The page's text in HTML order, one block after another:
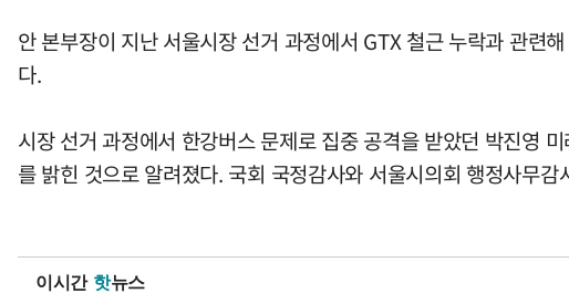
안 본부장이 지난 서울시장 선거 과정에서 GTX 철근 누락과 관련
다.
시장 선거 과정에서 한강버스 문제로 집중 공격을 받았던 박진영
를 밝힌 것으로 알려졌다. 국회 국정감사와 서울시의회 행정사무
이시간 핫뉴스